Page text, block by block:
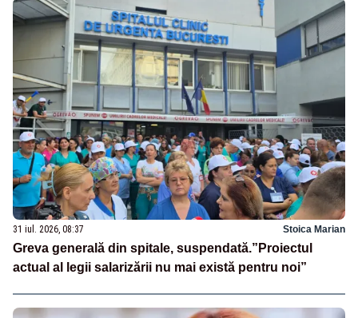
31 iul. 2026, 08:37 Stoica Marian
Greva generală din spitale, suspendată.”Proiectul
actual al legii salarizării nu mai există pentru noi”